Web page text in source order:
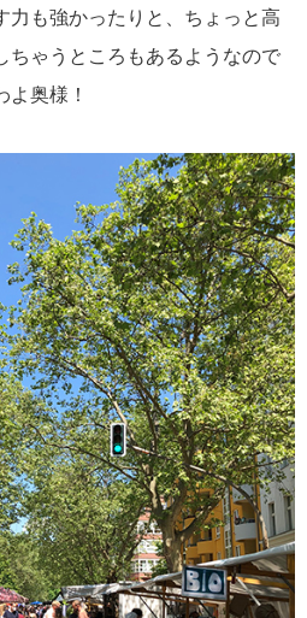
力も強かったりと、ちょっと高
ちゃうところもあるようなので
奥様！